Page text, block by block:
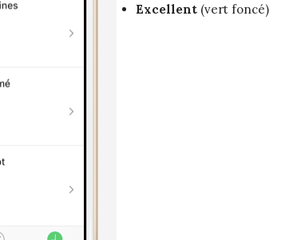
Excellent (vert foncé)